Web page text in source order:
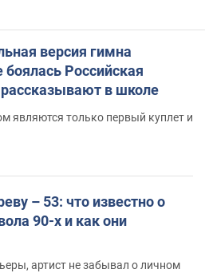
версия гимна
Российская
в школе
являются только первый куплет и
– 53: что известно о
90-х и как они
артист не забывал о личном